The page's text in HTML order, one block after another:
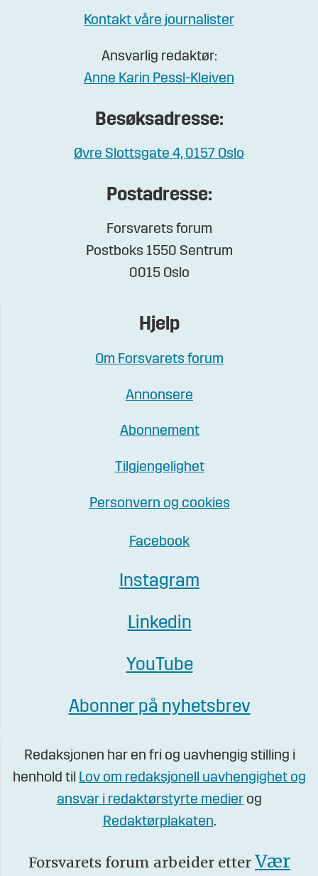
Kontakt våre journalister
Ansvarlig redaktør:
Anne Karin Pessl-Kleiven
Besøksadresse:
Øvre Slottsgate 4, 0157 Oslo
Postadresse:
Forsvarets forum
Postboks 1550 Sentrum
0015 Oslo
Hjelp
Om Forsvarets forum
Annonsere
Abonnement
Tilgjengelighet
Personvern og cookies
Facebook
Instagram
Linkedin
YouTube
Abonner på nyhetsbrev
Redaksjonen har en fri og uavhengig stilling i
henhold til Lov om redaksjonell uavhengighet og
ansvar i redaktørstyrte medier og
Redaktørplakaten.
Forsvarets forum arbeider etter Vær